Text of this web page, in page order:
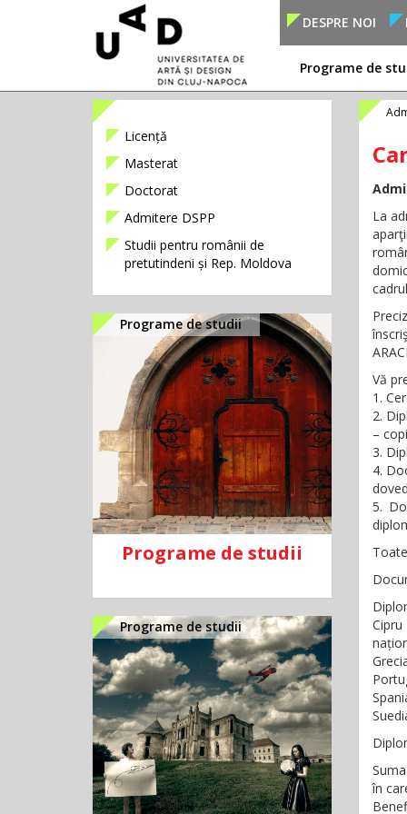
DESPRE NOI
Programe de
La
Vă
1.
2.
–
3.
4.
5.
în
Licență
Masterat
Doctorat
Admitere DSPP
Studii pentru românii de
pretutindeni și Rep. Moldova
Programe de studii
Programe de studii
Programe de studii